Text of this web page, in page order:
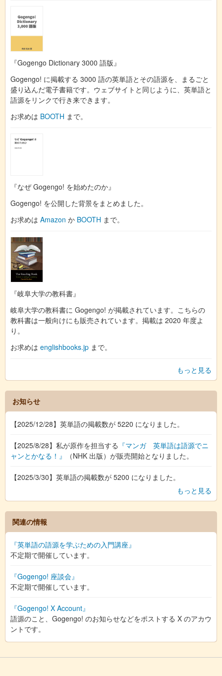
『Gogengo Dictionary 3000 語版』
Gogengo! に掲載する 3000 語の英単語とその語源を、まるごと
盛り込んだ電子書籍です。ウェブサイトと同じように、英単語と
語源をリンクで行き来できます。
お求めは BOOTH まで。
『なぜ Gogengo! を始めたのか』
Gogengo! を公開した背景をまとめました。
お求めは Amazon か BOOTH まで。
『岐阜大学の教科書』
岐阜大学の教科書に Gogengo! が掲載されています。こちらの
教科書は一般向けにも販売されています。掲載は 2020 年度よ
り。
お求めは englishbooks.jp まで。
もっと見る
お知らせ
【2025/12/28】英単語の掲載数が 5220 になりました。
【2025/8/28】私が原作を担当する 『マンガ 英単語は語源でニ
ャンとかなる！』
（NHK 出版）が販売開始となりました。
【2025/3/30】英単語の掲載数が 5200 になりました。
もっと見る
関連の情報
『英単語の語源を学ぶための入門講座』
不定期で開催しています。
『Gogengo! 座談会』
不定期で開催しています。
『Gogengo! X Account』
語源のこと、Gogengo! のお知らせなどをポストする X のアカウ
ントです。